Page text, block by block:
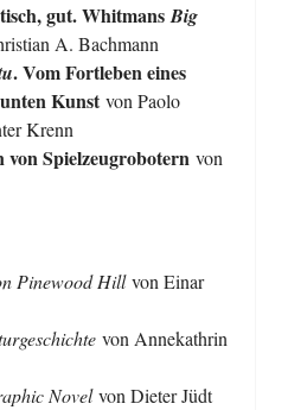
gut. WhitmansBig
A. Bachmann
. Vom Fortleben eines
Kunst von Paolo
Krenn
von Spielzeugrobotern von
Pinewood Hillvon Einar
von Annekathrin
Novelvon Dieter Jüdt